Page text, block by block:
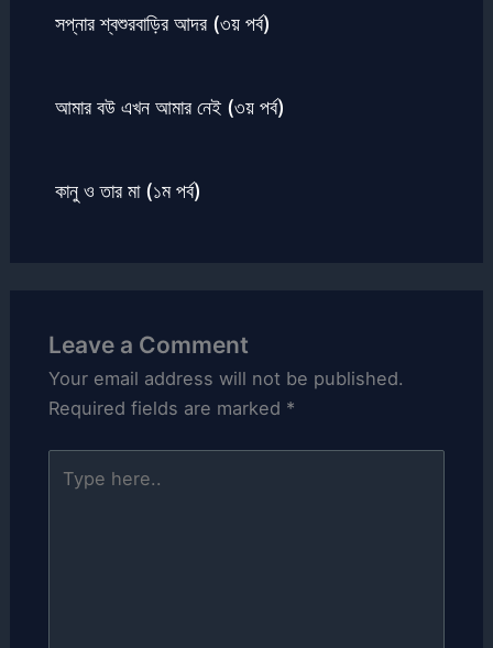
সপ্নার শ্বশুরবাড়ির আদর (৩য় পর্ব)
আমার বউ এখন আমার নেই (৩য় পর্ব)
কানু ও তার মা (১ম পর্ব)
Leave a Comment
Your email address will not be published.
Required fields are marked *
here..